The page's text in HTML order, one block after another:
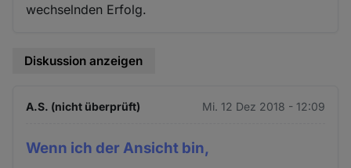
wechselnden Erfolg.
Diskussion anzeigen
A.S. (nicht überprüft) Mi. 12 Dez 2018 - 12:09
Wenn ich der Ansicht bin,